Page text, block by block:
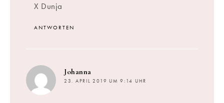
X Dunja
ANTWORTEN
Johanna
23. APRIL 2019 UM 9:14 UHR